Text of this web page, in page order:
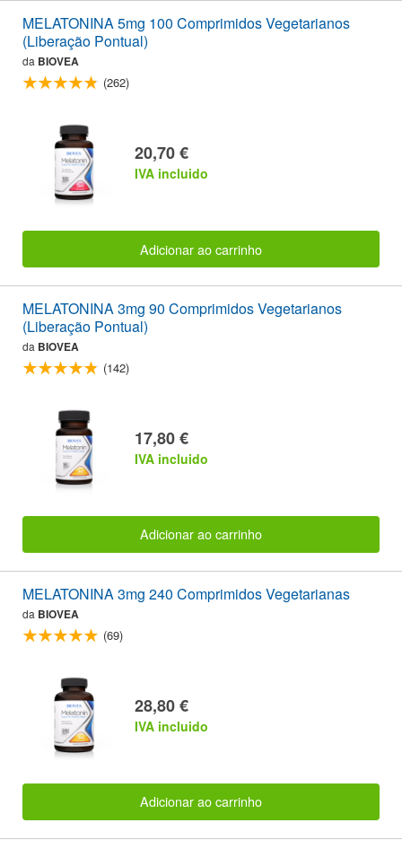
MELATONINA 5mg 100 Comprimidos Vegetarianos
(Liberação Pontual)
da BIOVEA
(262)
20,70 €
IVA incluido
Adicionar ao carrinho
MELATONINA 3mg 90 Comprimidos Vegetarianos
(Liberação Pontual)
da BIOVEA
(142)
17,80 €
IVA incluido
Adicionar ao carrinho
MELATONINA 3mg 240 Comprimidos Vegetarianas
da BIOVEA
(69)
28,80 €
IVA incluido
Adicionar ao carrinho